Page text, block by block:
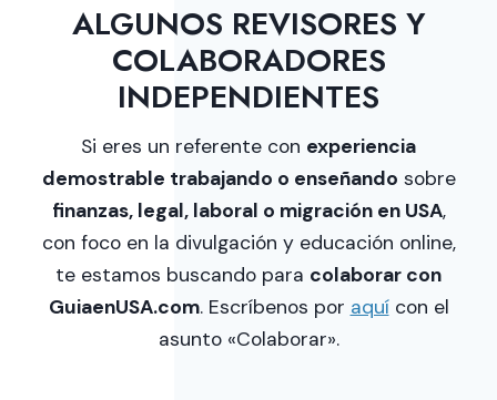
ALGUNOS REVISORES Y
COLABORADORES
INDEPENDIENTES
Si eres un referente con experiencia
demostrable trabajando o enseñando sobre
finanzas, legal, laboral o migración en USA,
con foco en la divulgación y educación online,
te estamos buscando para colaborar con
GuiaenUSA.com. Escríbenos por aquícon el
asunto «Colaborar».